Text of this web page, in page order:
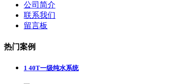
公司简介
联系我们
留言板
热门案例
1 40T一级纯水系统